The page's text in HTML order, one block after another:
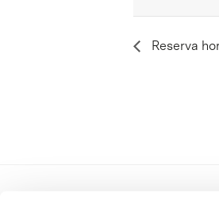
Reserva